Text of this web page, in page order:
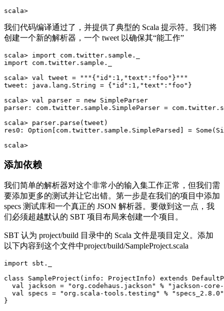
我们代码编译通过了，并提供了典型的 Scala 提示符。我们将
创建一个新的解析器，一个 tweet 以确保其“能工作”
scala> import com.twitter.sample._
import com.twitter.sample._
scala> val tweet = """{"id":1,"text":"foo"}"""
tweet: java.lang.String = {"id":1,"text":"foo"}
scala> val parser = new SimpleParser
parser: com.twitter.sample.SimpleParser =
scala> parser.parse(tweet)
res0: Option[com.twitter.sample.SimpleParsed] =
添加依赖
我们简单的解析器对这个非常小的输入集工作正常，但我们需
要添加更多的测试并让它出错。第一步是在我们的项目中添加
specs 测试库和一个真正的 JSON 解析器。要做到这一点，我
们必须超越默认的 SBT 项目布局来创建一个项目。
SBT 认为 project/build 目录中的 Scala 文件是项目定义。添加
以下内容到这个文件中project/build/SampleProject.scala
import sbt._
class SampleProject(info: ProjectInfo) extends
val jackson = "org.codehaus.jackson" % "jackson-
val specs = "org.scala-tools.testing" %